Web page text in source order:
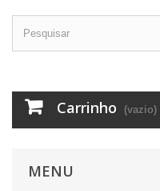
Carrinho (vazio)
MENU